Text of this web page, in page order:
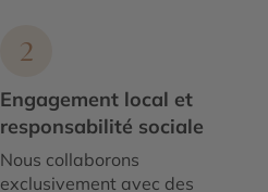
2
Engagement local et
responsabilité sociale
Nous collaborons
exclusivement avec des